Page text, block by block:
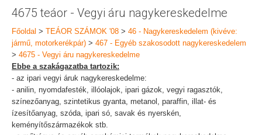
TEÁOR SZÁMOK '08
ENGEDÉLYKÖTELES
KAPCSOLAT
IRODÁK
4675 teáor - Vegyi áru nagykereskedelme
Főoldal > TEÁOR SZÁMOK '08 > 46 - Nagykereskedelem (kivéve:
jármű, motorkerékpár) > 467 - Egyéb szakosodott nagykereskedelem
> 4675 - Vegyi áru nagykereskedelme
Ebbe a szakágazatba tartozik:
- az ipari vegyi áruk nagykereskedelme:
- anilin, nyomdafesték, illóolajok, ipari gázok, vegyi ragasztók,
színezőanyag, szintetikus gyanta, metanol, paraffin, illat- és
ízesítőanyag, szóda, ipari só, savak és nyerskén,
keményítőszármazékok stb.